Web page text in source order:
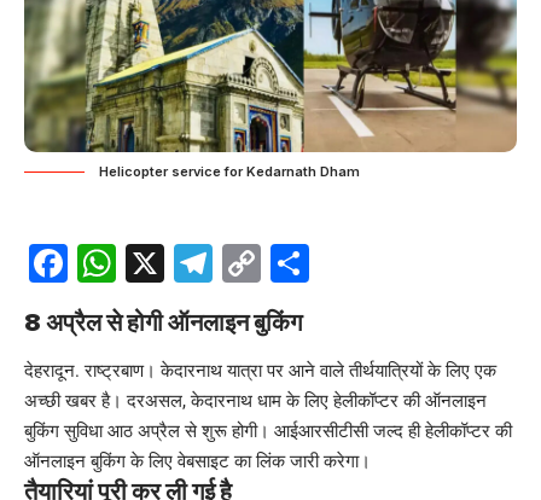
Helicopter service for Kedarnath Dham
Facebook
WhatsApp
X Telegram
Copy
Link
8 अप्रैल से होगी ऑनलाइन बुकिंग
देहरादून. राष्ट्रबाण। केदारनाथ यात्रा पर आने वाले तीर्थयात्रियों के लिए एक
अच्छी खबर है। दरअसल, केदारनाथ धाम के लिए हेलीकॉप्टर की ऑनलाइन
बुकिंग सुविधा आठ अप्रैल से शुरू होगी। आईआरसीटीसी जल्द ही हेलीकॉप्टर की
ऑनलाइन बुकिंग के लिए वेबसाइट का लिंक जारी करेगा।
तैयारियां पूरी कर ली गई है